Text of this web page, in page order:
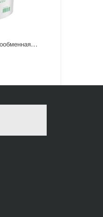
Фильтрующая засыпка ионообменная смола Гейзер Amber Mix 12.5 л